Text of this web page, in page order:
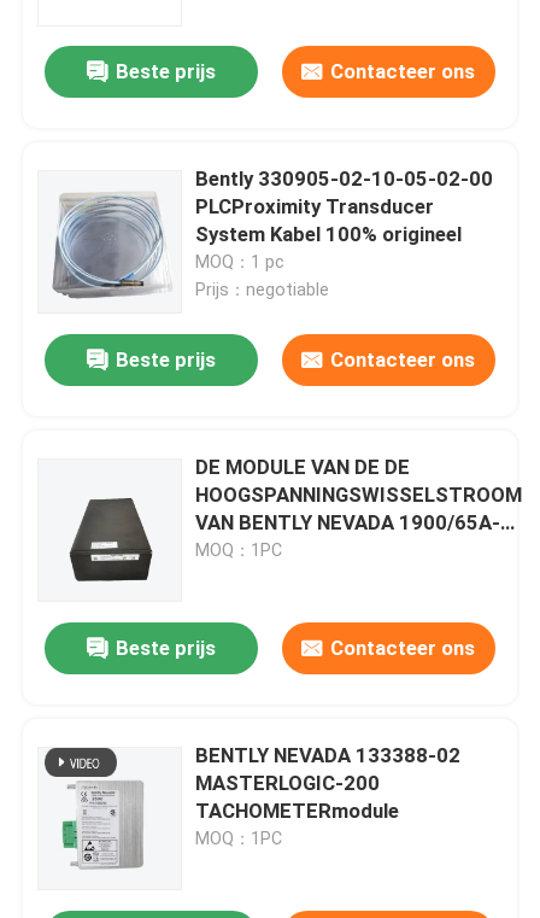
Beste prijs Contacteer ons
Bently 330905-02-10-05-02-00
PLCProximity Transducer
System Kabel 100% origineel
MOQ：1 pc
Prijs：negotiable
Beste prijs Contacteer ons
DE MODULE VAN DE DE
HOOGSPANNINGSWISSELSTROOM
VAN BENTLY NEVADA 1900/65A-
01-00-01-00-00
MOQ：1PC
Beste prijs Contacteer ons
BENTLY NEVADA 133388-02
MASTERLOGIC-200
TACHOMETERmodule
MOQ：1PC